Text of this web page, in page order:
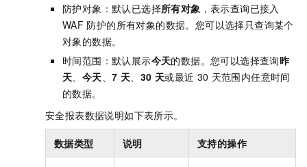
防护对象：默认已选择所有对象 ，表示查询已接入
WAF 防护的所有对象的数据。您可以选择只查询某个
对象的数据。
时间范围：默认展示今天的数据。您可以选择查询昨
天
今天 、7 天 30 天或最近 30 天范围内任意时间
的数据。
安全报表数据说明如下表所示。
数据类型 说明 支持的操作